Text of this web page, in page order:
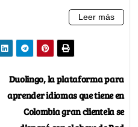
Duolingo, la plataforma para
aprender idiomas que tiene en
Colombia gran clientela se